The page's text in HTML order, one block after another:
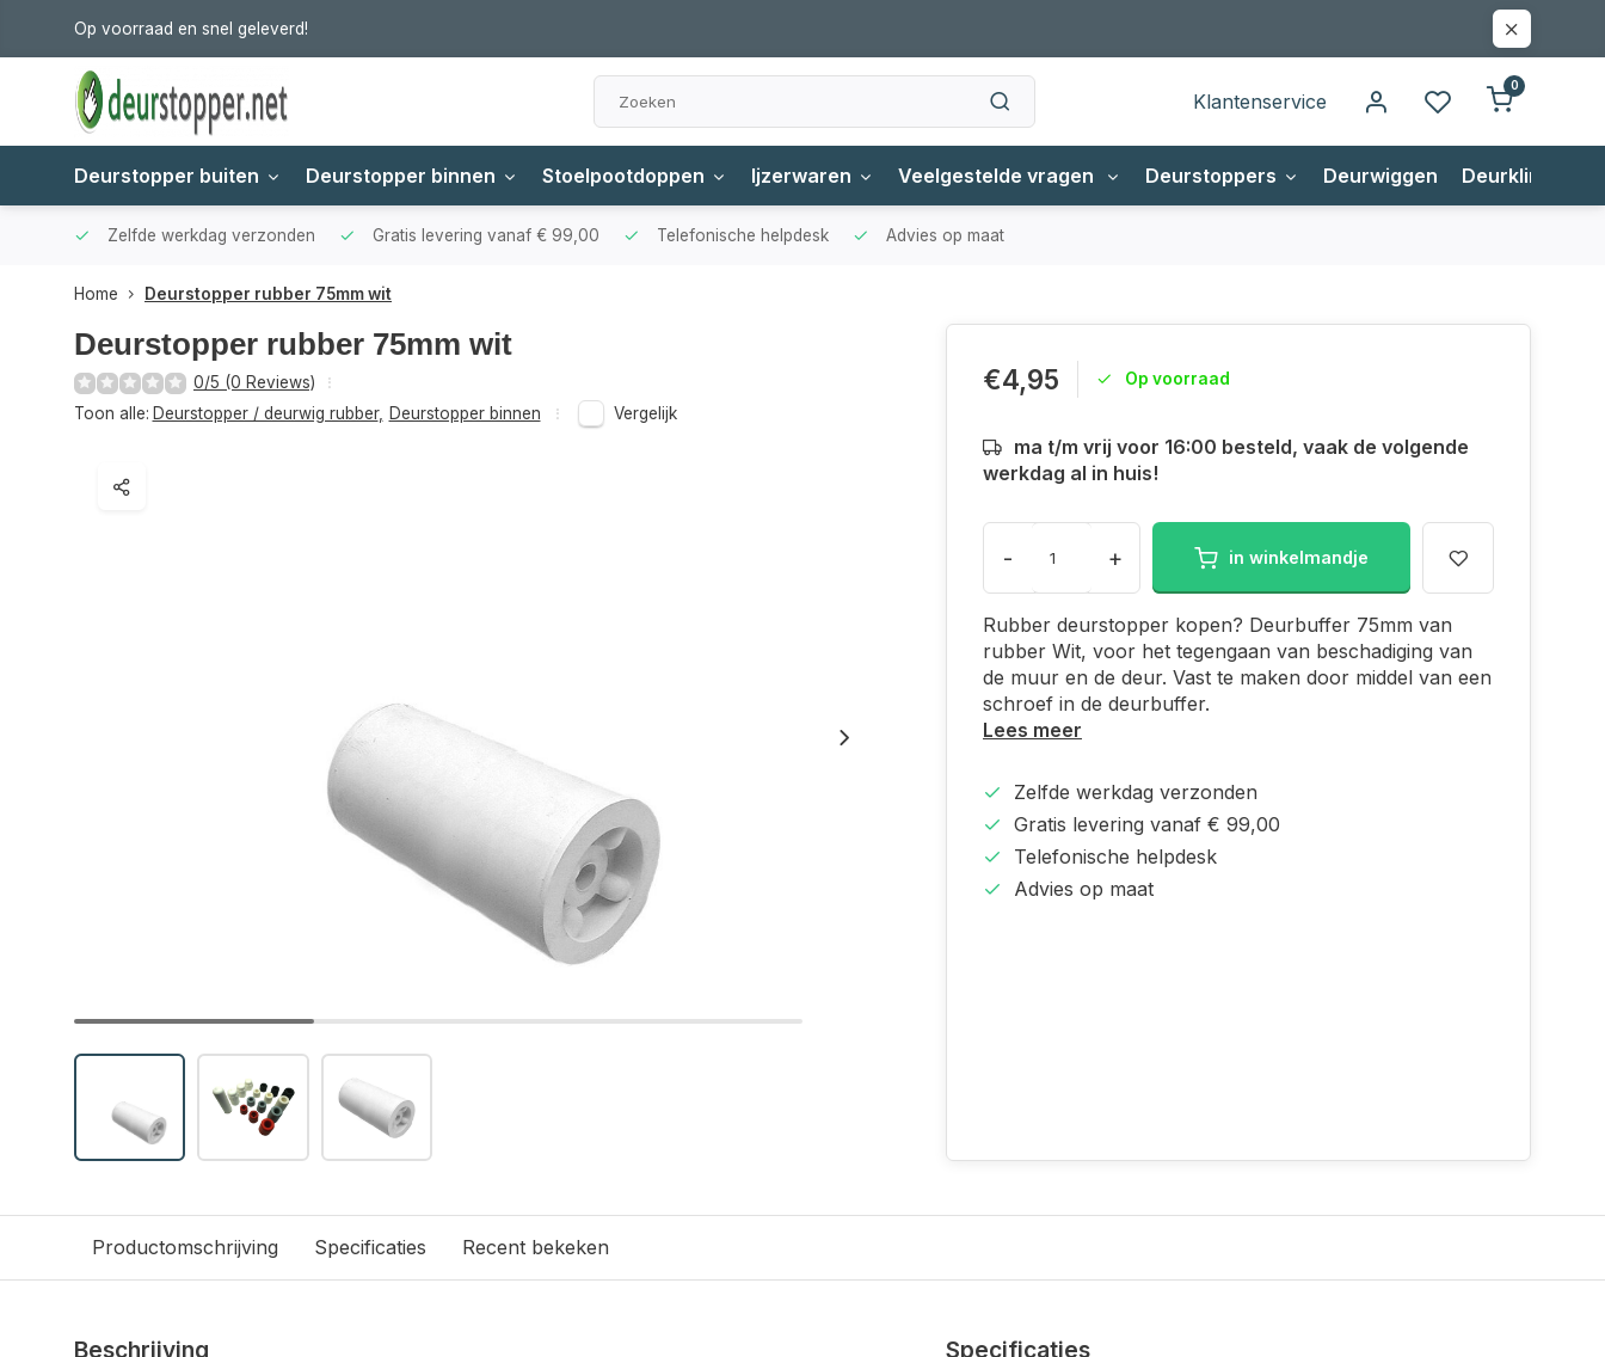
Op voorraad en snel geleverd!
Klantenservice
0
Deurstopper buiten Deurstopper binnen Stoelpootdoppen Ijzerwaren Veelgestelde vragen Deurstoppers Deurwiggen Deurklinken
Zelfde werkdag verzonden Gratis levering vanaf € 99,00 Telefonische helpdesk Advies op maat
Home Deurstopper rubber 75mm wit
Deurstopper rubber 75mm wit
0/5 (0 Reviews)
Toon alle: Deurstopper / deurwig rubber, Deurstopper binnen Vergelijk
€4,95 Op voorraad
ma t/m vrij voor 16:00 besteld, vaak de volgende
werkdag al in huis!
- + in winkelmandje
Rubber deurstopper kopen? Deurbuffer 75mm van
rubber Wit, voor het tegengaan van beschadiging van
de muur en de deur. Vast te maken door middel van een
schroef in de deurbuffer.
Lees meer
Zelfde werkdag verzonden
Gratis levering vanaf € 99,00
Telefonische helpdesk
Advies op maat
Productomschrijving Specificaties Recent bekeken
Beschrijving Specificaties